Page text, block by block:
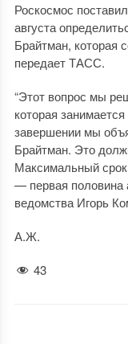
Роскосмос
августа
Брайтман, которая
передает ТАСС.
“Этот вопрос мы
которая
завершении мы
Брайтман. Это
Максимальный
— первая половина
ведомства Игорь
А.Ж.
43